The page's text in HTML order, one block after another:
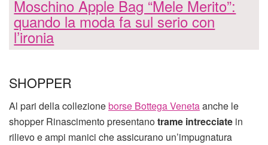
Moschino Apple Bag “Mele Merito”:
quando la moda fa sul serio con
l’ironia
SHOPPER
Al pari della collezioneborse Bottega Venetaanche le
shopper Rinascimento presentanotrame intrecciate in
rilievo e ampi manici che assicurano un’impugnatura